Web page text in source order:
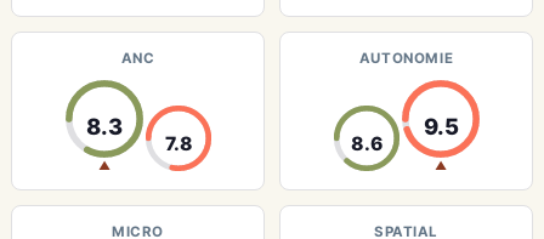
ANC
8.3
▲
7.8
AUTONOMIE
8.6
9.5
▲
MICRO SPATIAL